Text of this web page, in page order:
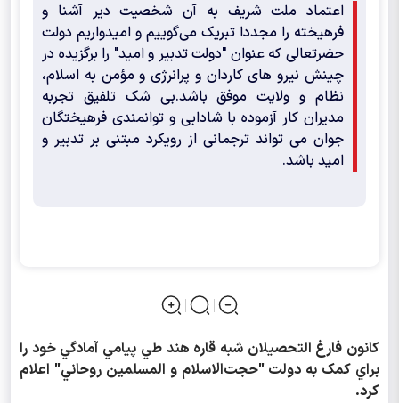
اعتماد ملت شریف به آن شخصیت دیر آشنا و
فرهیخته را مجددا تبریک می‌گوییم و امیدواریم دولت
حضرتعالی که عنوان "دولت تدبیر و امید" را برگزیده در
چینش نیرو های کاردان و پرانرژی و مؤمن به اسلام،
نظام و ولایت موفق باشد.بی شک تلفیق تجربه
مدیران کار آزموده با شادابی و توانمندی فرهیختگان
جوان می تواند ترجمانی از رویکرد مبتنی بر تدبیر و
امید باشد.
کانون فارغ التحصیلان شبه قاره هند طي پيامي آمادگي خود را
براي کمک به دولت "حجت‌الاسلام و المسلمين روحاني" اعلام
کرد.